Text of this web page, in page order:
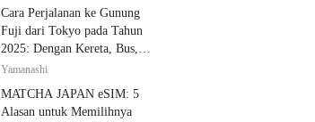
Cara Perjalanan ke Gunung
Fuji dari Tokyo pada Tahun
2025: Dengan Kereta, Bus,
dan Mobil
Yamanashi
MATCHA JAPAN eSIM: 5
Alasan untuk Memilihnya